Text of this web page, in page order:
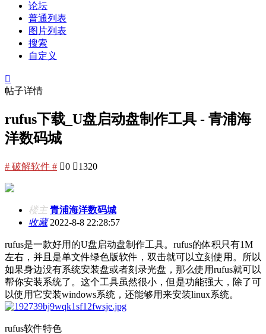
论坛
普通列表
图片列表
搜索
自定义

帖子详情
rufus下载_U盘启动盘制作工具 - 青浦海
洋数码城
# 破解软件 # 0 1320
楼主 青浦海洋数码城
收藏2022-8-8 22:28:57
rufus是一款好用的U盘启动盘制作工具。rufus的体积只有1M
左右，并且是单文件绿色版软件，双击就可以立刻使用。所以
如果身边没有系统安装盘或者刻录光盘，那么使用rufus就可以
帮你安装系统了。这个工具虽然很小，但是功能强大，除了可
以使用它安装windows系统，还能够用来安装linux系统。
rufus软件特色